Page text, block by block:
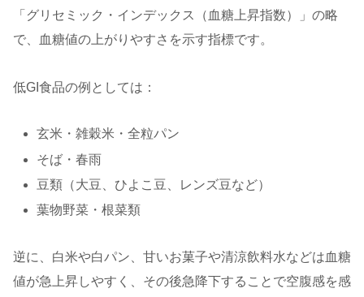
「グリセミック・インデックス（血糖上昇指数）」の略
で、血糖値の上がりやすさを示す指標です。
低GI食品の例としては：
玄米・雑穀米・全粒パン
そば・春雨
豆類（大豆、ひよこ豆、レンズ豆など）
葉物野菜・根菜類
逆に、白米や白パン、甘いお菓子や清涼飲料水などは血糖
値が急上昇しやすく、その後急降下することで空腹感を感